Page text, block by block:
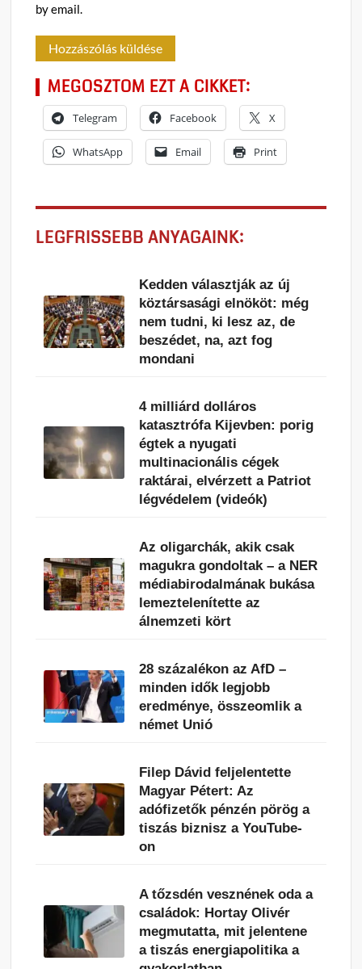
by email.
MEGOSZTOM EZT A CIKKET:
Telegram Facebook X
WhatsApp Email Print
LEGFRISSEBB ANYAGAINK:
Kedden választják az új
köztársasági elnököt: még
nem tudni, ki lesz az, de
beszédet, na, azt fog
mondani
4 milliárd dolláros
katasztrófa Kijevben: porig
égtek a nyugati
multinacionális cégek
raktárai, elvérzett a Patriot
légvédelem (videók)
Az oligarchák, akik csak
magukra gondoltak – a NER
médiabirodalmának bukása
lemeztelenítette az
álnemzeti kört
28 százalékon az AfD –
minden idők legjobb
eredménye, összeomlik a
német Unió
Filep Dávid feljelentette
Magyar Pétert: Az
adófizetők pénzén pörög a
tiszás biznisz a YouTube-
on
A tőzsdén vesznének oda a
családok: Hortay Olivér
megmutatta, mit jelentene
a tiszás energiapolitika a